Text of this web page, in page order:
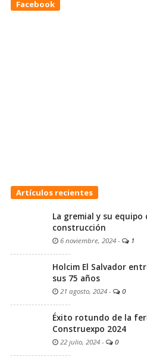
Facebook
Artículos recientes
La gremial y su
construcción
6 noviembre, 2024 - 1
Holcim El Salvador
sus 75 años
21 agosto, 2024 - 0
Éxito rotundo de la
Construexpo 2024
22 julio, 2024 - 0